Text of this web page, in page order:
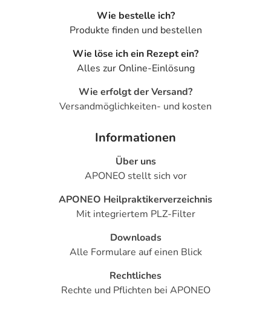
Wie bestelle ich?
Produkte finden und bestellen
Wie löse ich ein Rezept ein?
Alles zur Online-Einlösung
Wie erfolgt der Versand?
Versandmöglichkeiten- und kosten
Informationen
Über uns
APONEO stellt sich vor
APONEO Heilpraktikerverzeichnis
Mit integriertem PLZ-Filter
Downloads
Alle Formulare auf einen Blick
Rechtliches
Rechte und Pflichten bei APONEO